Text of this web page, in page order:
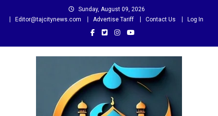
Sunday, August 09, 2026
Editor@tajcitynews.com
Advertise Tariff Contact Us Log In